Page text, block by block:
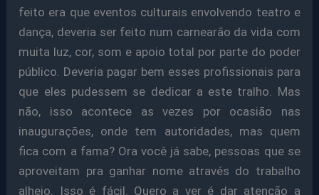
feito era que eventos culturais envolvendo teatro e
dança, deveria ser feito num carnearão da vida com
muita luz, cor, som e apoio total por parte do poder
público. Deveria pagar bem esses profissionais para
que eles pudessem se dedicar a este tralho. Mas
não, isso acontece as vezes por ocasião nas
inaugurações, onde tem autoridades, mas quem
fica com a fama? Ora você já sabe, pessoas que se
aproveitam pra ganhar nome através do trabalho
alheio. Isso é fácil. Quero a ver é dar atenção a